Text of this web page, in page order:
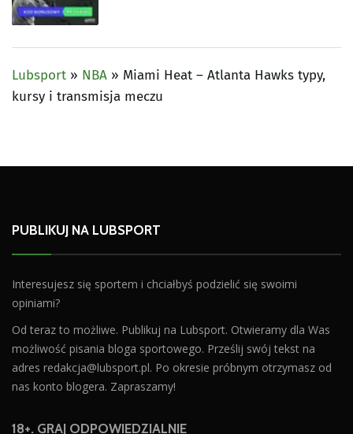
Lubsport » NBA » Miami Heat – Atlanta Hawks typy,
kursy i transmisja meczu
PUBLIKUJ NA LUBSPORT
Interesujesz się sportem i chciałbyś podzielić się swoimi
opiniami?
Od teraz to możliwe. Publikuj na Lubsport. Otwieramy dla Was
możliwość pisania bloga sportowego. Prześlij swój tekst na
adres redakcja@lubsport.pl. Po okresie próbnym otrzymasz od
nas konto blogera. Zapraszamy!
18+. GRAJ ODPOWIEDZIALNIE